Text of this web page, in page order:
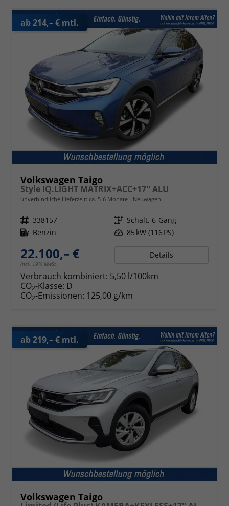
ab 214,– € mtl.
Volkswagen Taigo
Style IQ.LIGHT MATRIX+ACC+17'' ALU
unverbindliche Lieferzeit: ca. 5-6 Monate Neuwagen
Fahrzeugnr. 338157 Getriebe Schalt. 6-Gang
Kraftstoff Benzin Leistung 85 kW (116 PS)
22.100,– €
incl. 19% MwSt.
Details
Verbrauch kombiniert: 5,50 l/100km
CO2-Klasse: D
CO2-Emissionen: 125,00 g/km
ab 219,– € mtl.
Volkswagen Taigo